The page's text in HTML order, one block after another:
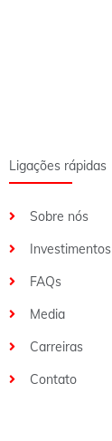
Ligações rápidas
Sobre nós
Investimentos
FAQs
Media
Carreiras
Contato